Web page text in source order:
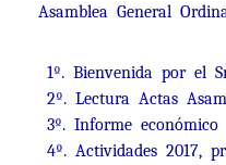
Asamblea General
1º. Bienvenida por el
2º. Lectura Actas
3º. Informe económico
4º. Actividades 2017,